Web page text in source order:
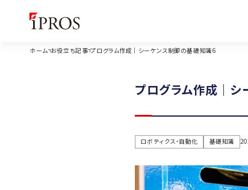
ホーム お役立ち記事 プログラム作成｜シーケンス制御の基礎知識6
プログラム作成｜
ロボティクス・自動化 基礎知識